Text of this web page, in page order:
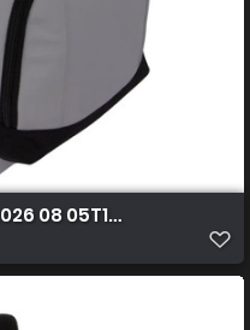
08 05T104631.405